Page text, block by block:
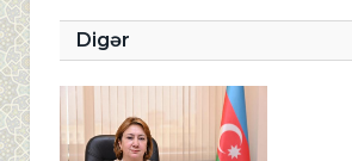
Digər